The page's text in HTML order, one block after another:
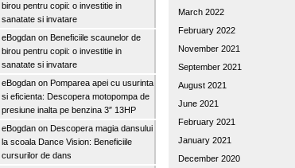
birou pentru copii: o investitie in
sanatate si invatare
eBogdan on Beneficiile scaunelor de
birou pentru copii: o investitie in
sanatate si invatare
eBogdan on Pomparea apei cu usurinta
si eficienta: Descopera motopompa de
presiune inalta pe benzina 3″ 13HP
eBogdan on Descopera magia dansului
la scoala Dance Vision: Beneficiile
cursurilor de dans
March 2022
February 2022
November 2021
September 2021
August 2021
June 2021
February 2021
January 2021
December 2020